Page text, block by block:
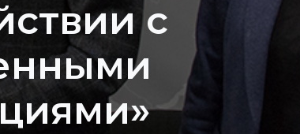
с